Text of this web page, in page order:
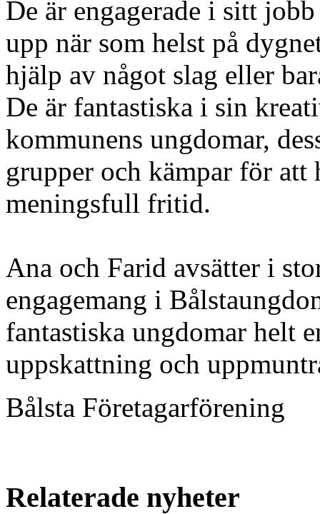
De är engagerade i sitt
upp när som helst på
hjälp av något slag eller
De är fantastiska i sin
kommunens ungdomar,
grupper och kämpar för
meningsfull fritid.
Ana och Farid avsätter i
engagemang i
fantastiska ungdomar helt
uppskattning och
Bålsta Företagarförening
Relaterade nyheter